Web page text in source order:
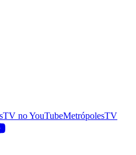
noYouTubeMetrópolesTV